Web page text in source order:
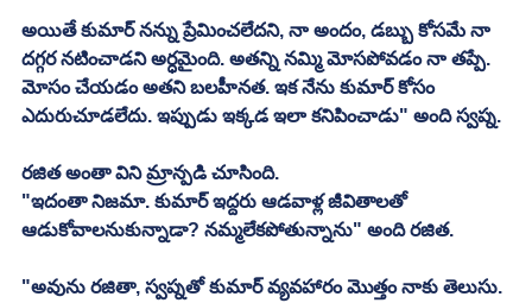
అయితే కుమార్ నన్ను ప్రేమించలేదని, నా అందం, డబ్బు కోసమే నా
దగ్గర నటించాడని అర్ధమైంది. అతన్ని నమ్మి మోసపోవడం నా తప్పే.
మోసం చేయడం అతని బలహీనత. ఇక నేను కుమార్ కోసం
ఎదురుచూడలేదు. ఇప్పుడు ఇక్కడ ఇలా కనిపించాడు" అంది స్వప్న.
రజిత అంతా విని మ్రాన్పడి చూసింది.
"ఇదంతా నిజమా. కుమార్ ఇద్దరు ఆడవాళ్ల జీవితాలతో
ఆడుకోవాలనుకున్నాడా? నమ్మలేకపోతున్నాను" అంది రజిత.
"అవును రజితా, స్వప్నతో కుమార్ వ్యవహారం మొత్తం నాకు తెలుసు.